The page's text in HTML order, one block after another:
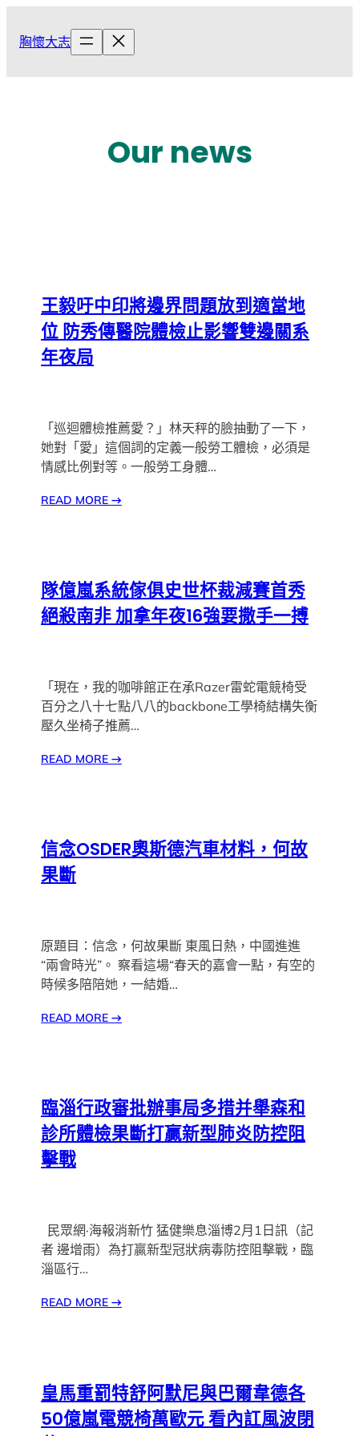
胸懷大志
Our news
王毅吁中印將邊界問題放到適當地
位 防秀傳醫院體檢止影響雙邊關系
年夜局
「巡迴體檢推薦愛？」林天秤的臉抽動了一下，
她對「愛」這個詞的定義一般勞工體檢，必須是
情感比例對等。一般勞工身體…
READ MORE→
隊億嵐系統傢俱史世杯裁減賽首秀
絕殺南非 加拿年夜16強要撒手一搏
「現在，我的咖啡館正在承Razer雷蛇電競椅受
百分之八十七點八八的backbone工學椅結構失衡
壓久坐椅子推薦…
READ MORE→
信念OSDER奧斯德汽車材料，何故
果斷
原題目：信念，何故果斷 東風日熱，中國進進
“兩會時光”。 察看這場“春天的嘉會一點，有空的
時候多陪陪她，一結婚…
READ MORE→
臨淄行政審批辦事局多措并舉森和
診所體檢果斷打贏新型肺炎防控阻
擊戰
民眾網·海報消新竹 猛健樂息淄博2月1日訊（記
者 邊增雨）為打贏新型冠狀病毒防控阻擊戰，臨
淄區行…
READ MORE→
皇馬重罰特舒阿默尼與巴爾韋德各
50億嵐電競椅萬歐元 看內訌風波閉